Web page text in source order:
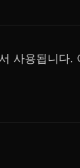
사용됩니다.